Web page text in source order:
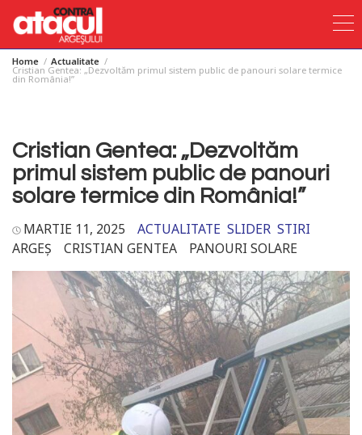
SkipHome Actualitate
Cristian Gentea: „Dezvoltăm primul sistem public de panouri solare termice
din România!”
Cristian Gentea: „Dezvoltăm
primul sistem public de panouri
solare termice din România!”
MARTIE 11, 2025 ACTUALITATE SLIDER STIRI
ARGEȘ
CRISTIAN GENTEA PANOURI SOLARE